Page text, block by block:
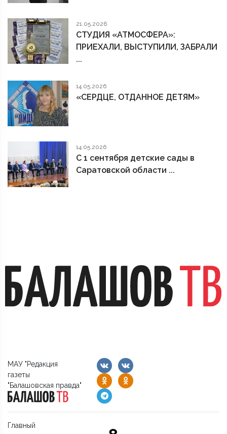
21.05.2026
СТУДИЯ «АТМОСФЕРА»:
ПРИЕХАЛИ, ВЫСТУПИЛИ, ЗАБРАЛИ
...
14.05.2026
«СЕРДЦЕ, ОТДАННОЕ ДЕТЯМ»
14.05.2026
С 1 сентября детские сады в
Саратовской области ...
МАУ "Редакция
газеты
"Балашовская правда"
Главный